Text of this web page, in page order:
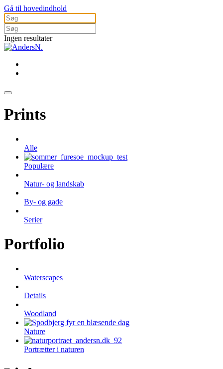
Gå til hovedindhold
Ingen resultater
Prints
Alle
Populære
Natur- og landskab
By- og gade
Serier
Portfolio
Waterscapes
Details
Woodland
Nature
Portrætter i naturen